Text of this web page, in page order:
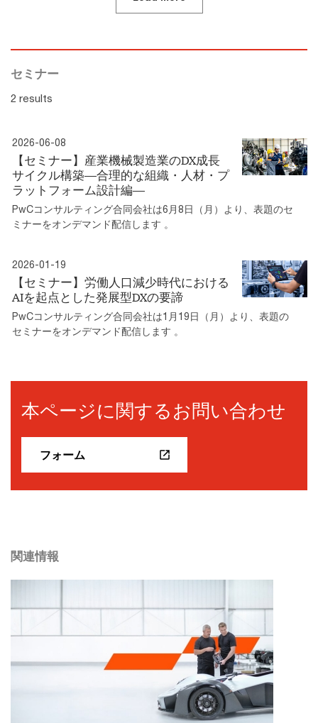
セミナー
2 results
2026-06-08
【セミナー】産業機械製造業のDX成長
サイクル構築―合理的な組織・人材・プ
ラットフォーム設計編―
PwCコンサルティング合同会社は6月8日（月）より、表題のセ
ミナーをオンデマンド配信します 。
2026-01-19
【セミナー】労働人口減少時代における
AIを起点とした発展型DXの要諦
PwCコンサルティング合同会社は1月19日（月）より、表題の
セミナーをオンデマンド配信します 。
本ページに関するお問い合わせ
フォーム
関連情報